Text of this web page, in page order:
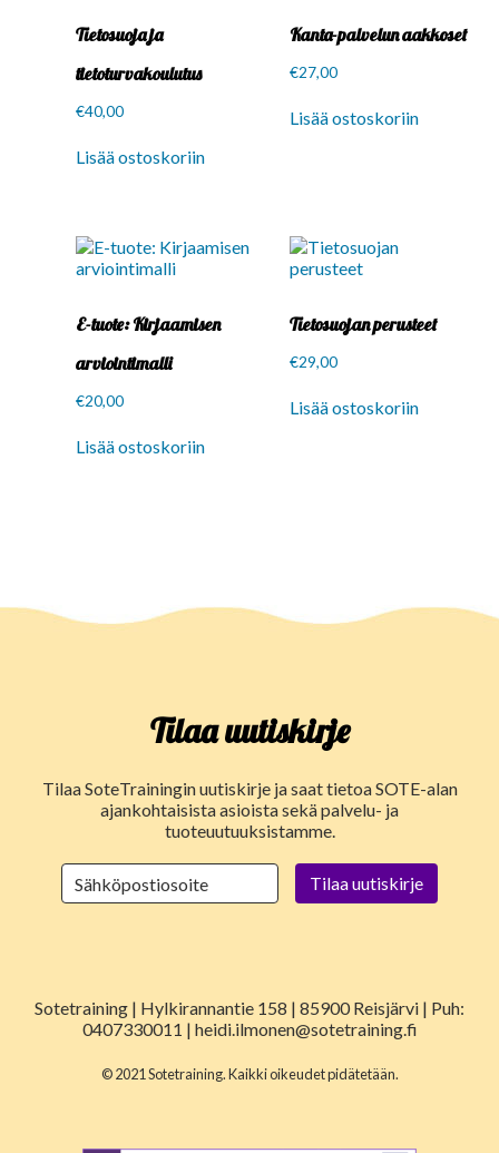
Tietosuoja ja
tietoturvakoulutus
€40,00
Lisää ostoskoriin
Kanta-palvelun aakkoset
€27,00
Lisää ostoskoriin
E-tuote: Kirjaamisen
arviointimalli
€20,00
Lisää ostoskoriin
Tietosuojan perusteet
€29,00
Lisää ostoskoriin
Tilaa uutiskirje
Tilaa SoteTrainingin uutiskirje ja saat tietoa SOTE-alan
ajankohtaisista asioista sekä palvelu- ja
tuoteuutuuksistamme.
Sotetraining | Hylkirannantie 158 | 85900 Reisjärvi | Puh:
0407330011 | heidi.ilmonen@sotetraining.fi
© 2021 Sotetraining. Kaikki oikeudet pidätetään.